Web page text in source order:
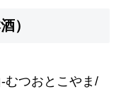
）
むつおとこやま/